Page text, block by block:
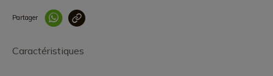
Partager
Caractéristiques